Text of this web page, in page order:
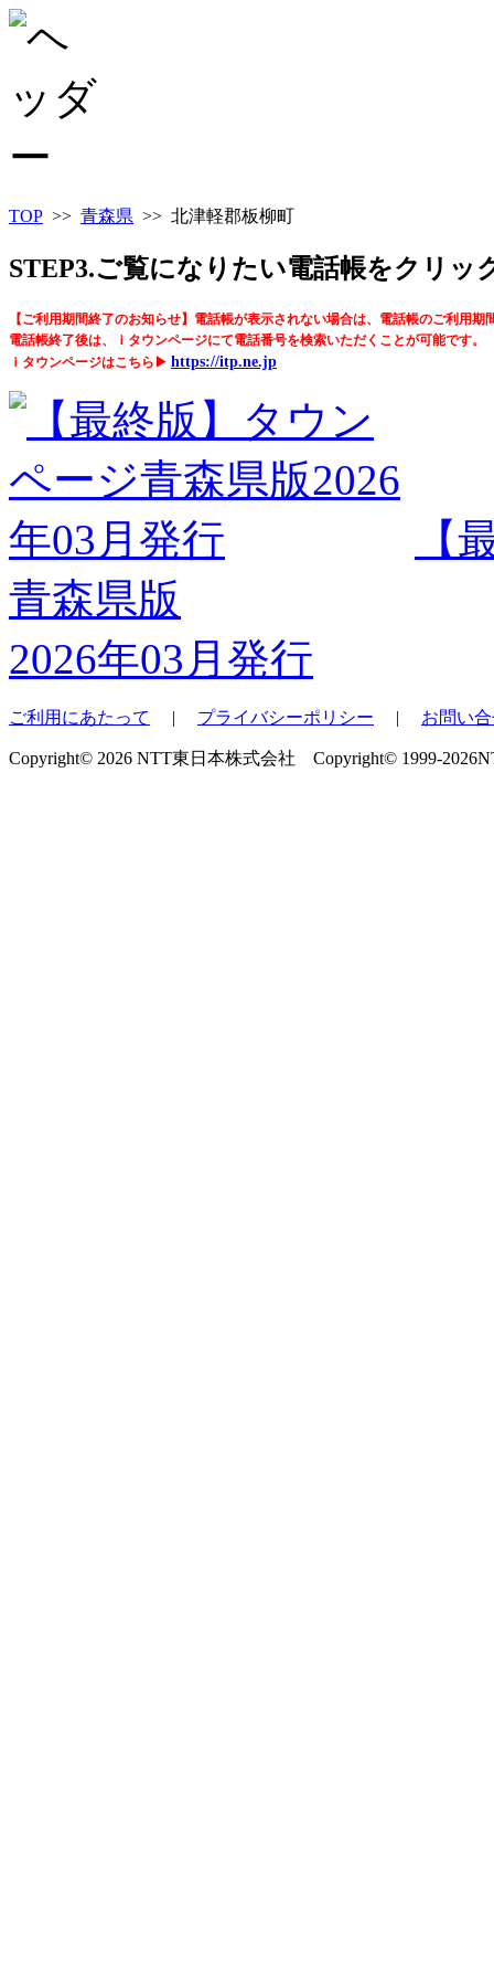
TOP >> 青森県 >> 北津軽郡板柳町
STEP3.ご覧になりたい電話帳をクリッ
【ご利用期間終了のお知らせ】電話帳が表示されない場合は、電話帳のご利用期
電話帳終了後は、ｉタウンページにて電話番号を検索いただくことが可能です。
ｉタウンページはこちら▶ https://itp.ne.jp
【
青森県版
2026年03月発行
ご利用にあたって | プライバシーポリシー | お問い
Copyright© 2026 NTT東日本株式会社 Copyright© 1999-